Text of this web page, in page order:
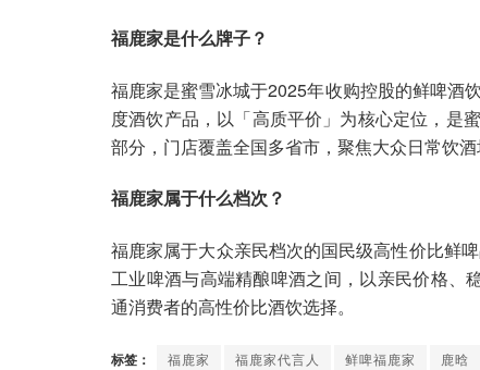
福鹿家是什么牌子？
福鹿家是蜜雪冰城于2025年收购控股的鲜啤酒
度酒饮产品，以「高质平价」为核心定位，是
部分，门店覆盖全国多省市，聚焦大众日常饮
福鹿家属于什么档次？
福鹿家属于大众亲民档次的国民级高性价比鲜
工业啤酒与高端精酿啤酒之间，以亲民价格、
通消费者的高性价比酒饮选择。
标签： 福鹿家 福鹿家代言人 鲜啤福鹿家 鹿晗